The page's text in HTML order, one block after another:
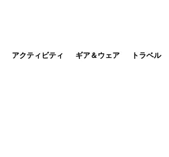
アクティビティ ギア＆ウェア トラベル